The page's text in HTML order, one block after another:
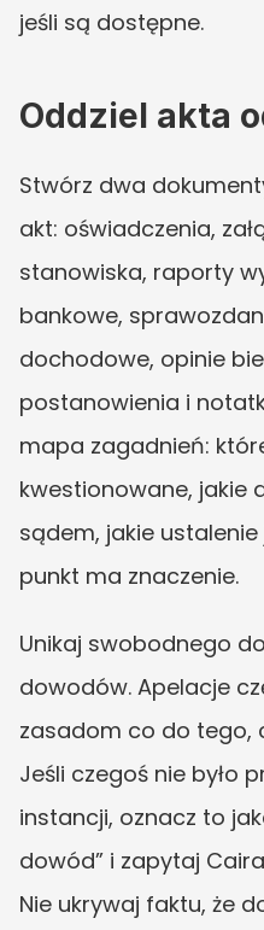
jeśli są dostępne.
Oddziel akta
Stwórz dwa
akt: oświadczenia,
stanowiska, raporty
bankowe,
dochodowe, opinie
postanowienia i
mapa zagadnień:
kwestionowane, jakie
sądem, jakie
punkt ma znaczenie.
Unikaj swobodnego
dowodów. Apelacje
zasadom co do tego,
Jeśli czegoś nie było
instancji, oznacz to
dowód” i zapytaj
Nie ukrywaj faktu, że